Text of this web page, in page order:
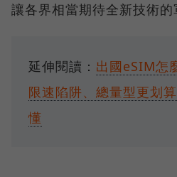
讓各界相當期待全新技術的
延伸閱讀： 出國eSIM怎
限速陷阱、總量型更划
懂